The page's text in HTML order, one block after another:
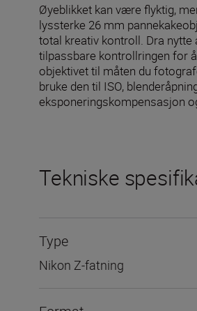
Øyeblikket kan være flyktig,
lyssterke 26 mm
total kreativ kontroll. Dra nytte
tilpassbare kontrollringen for
objektivet til måten du
bruke den til ISO,
eksponeringskompensasjon
Tekniske
Type
Nikon Z-fatning